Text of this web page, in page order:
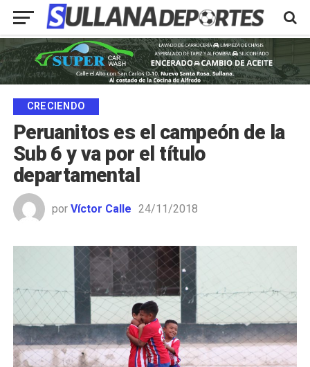
CRECIENDO
Peruanitos es el campeón de la
Sub 6 y va por el título
departamental
por Víctor Calle 24/11/2018